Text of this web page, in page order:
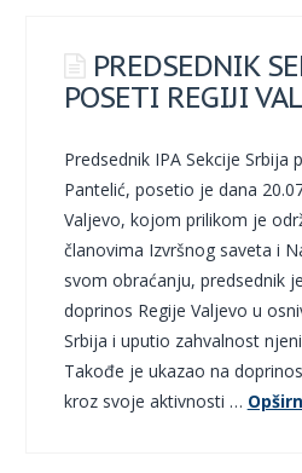
PREDSEDNIK
POSETI REGIJI
Predsednik IPA Sekcije Srbija
Pantelić, posetio je dana
Valjevo, kojom prilikom je
članovima Izvršnog saveta i
svom obraćanju, predsednik
doprinos Regije Valjevo u
Srbija i uputio zahvalnost
Takođe je ukazao na
kroz svoje aktivnosti …